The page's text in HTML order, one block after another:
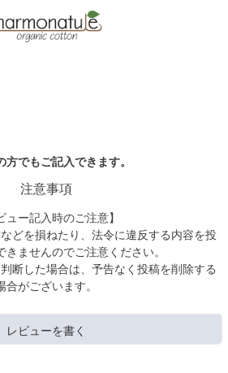
方でもご記入できます。
注意事項
ュー記入時のご注意】
どを損ねたり、法令に違反する内容を投
きませんのでご注意ください。
断した場合は、予告なく投稿を削除する
合がございます。
レビューを書く